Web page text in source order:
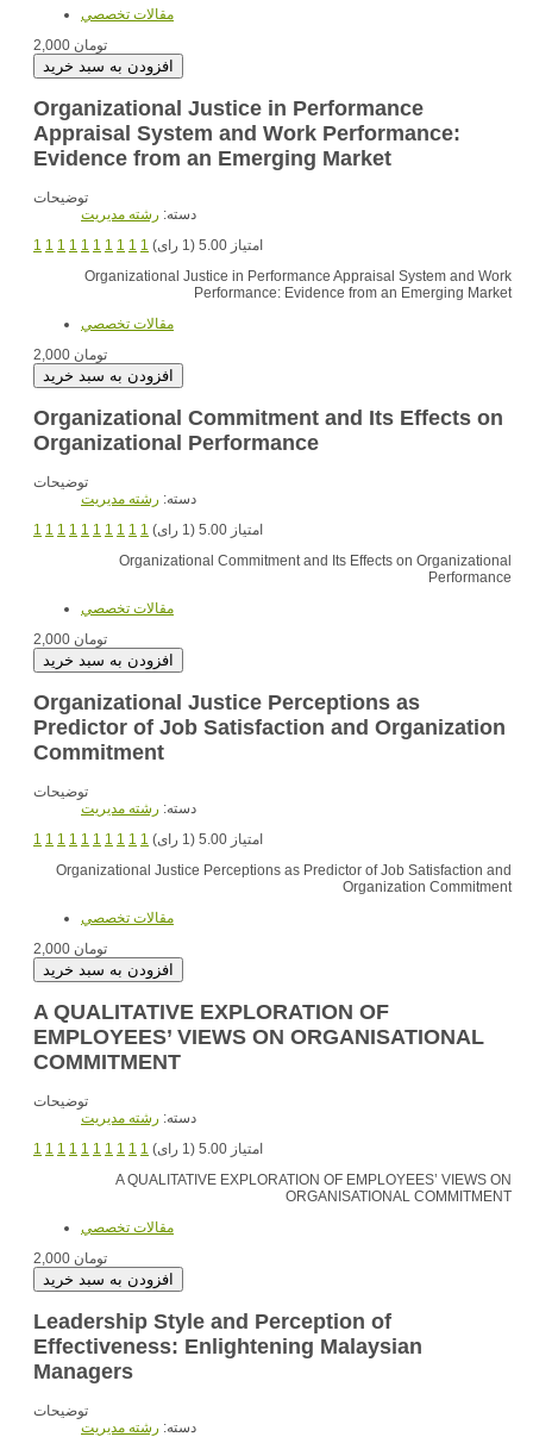
مقالات تخصصي
2,000 تومان
Organizational Justice in Performance
Appraisal System and Work Performance:
Evidence from an Emerging Market
توضیحات
دسته: رشته مديريت
1 1 1 1 1 1 1 1 1 1
امتیاز 5.00 (1 رای)
Organizational Justice in Performance Appraisal System and Work
Performance: Evidence from an Emerging Market
مقالات تخصصي
2,000 تومان
Organizational Commitment and Its Effects on
Organizational Performance
توضیحات
دسته: رشته مديريت
1 1 1 1 1 1 1 1 1 1
امتیاز 5.00 (1 رای)
Organizational Commitment and Its Effects on Organizational
Performance
مقالات تخصصي
2,000 تومان
Organizational Justice Perceptions as
Predictor of Job Satisfaction and Organization
Commitment
توضیحات
دسته: رشته مديريت
1 1 1 1 1 1 1 1 1 1
امتیاز 5.00 (1 رای)
Organizational Justice Perceptions as Predictor of Job Satisfaction and
Organization Commitment
مقالات تخصصي
2,000 تومان
A QUALITATIVE EXPLORATION OF
EMPLOYEES’ VIEWS ON ORGANISATIONAL
COMMITMENT
توضیحات
دسته: رشته مديريت
1 1 1 1 1 1 1 1 1 1
امتیاز 5.00 (1 رای)
A QUALITATIVE EXPLORATION OF EMPLOYEES’ VIEWS ON
ORGANISATIONAL COMMITMENT
مقالات تخصصي
2,000 تومان
Leadership Style and Perception of
Effectiveness: Enlightening Malaysian
Managers
توضیحات
دسته: رشته مديريت